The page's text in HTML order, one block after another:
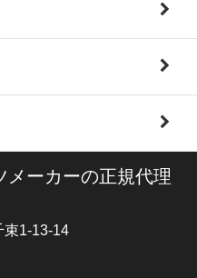
メーカーの正規代理
束1-13-14